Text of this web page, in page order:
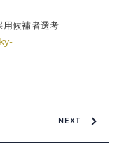
候補者選考
NEXT